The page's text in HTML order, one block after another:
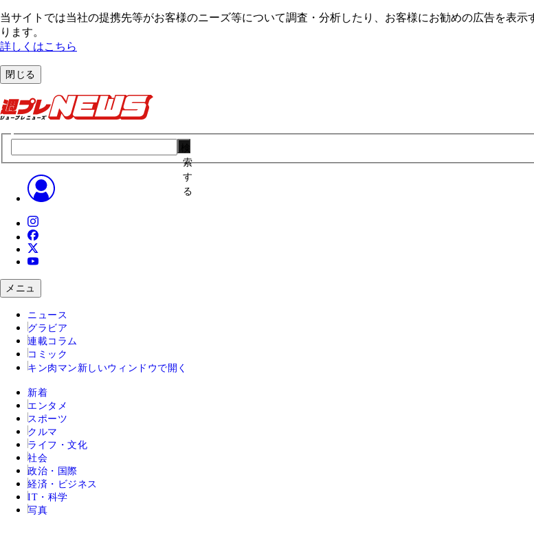
当サイトでは当社の提携先等がお客様のニーズ等について調査・分析したり、お客様にお勧めの広告を表⽰
ります。
詳しくはこちら
閉じる
索
す
る
メニュ
ニュース
グラビア
連載コラム
コミック
キン肉マン 新しいウィンドウで開く
新着
エンタメ
スポーツ
クルマ
ライフ・文化
社会
政治・国際
経済・ビジネス
IT・科学
写真